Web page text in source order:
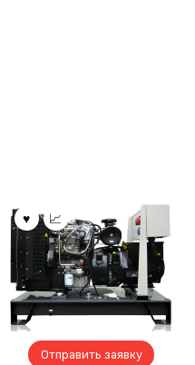
Отправить заявку